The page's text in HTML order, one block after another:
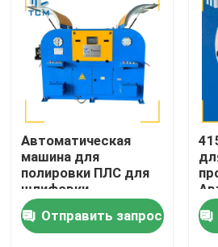
Продукты
О нас
Автоматическая
машина для
полировки ПЛС для
шлифовки
поверхности
стальной проволоки
Отправить запрос